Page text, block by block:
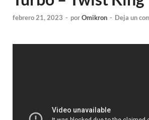
febrero 21, 2023 - porOmikron - Deja un